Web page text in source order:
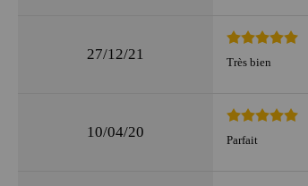
27/12/21 Très bien
10/04/20 Parfait